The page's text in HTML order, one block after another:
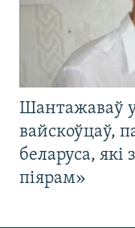
Шантажаваў
вайскоўцаў,
беларуса,
піярам»